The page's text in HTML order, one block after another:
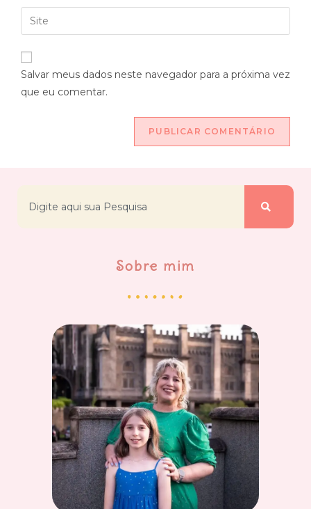
Salvar meus dados neste navegador para a próxima vez
que eu comentar.
Sobre mim